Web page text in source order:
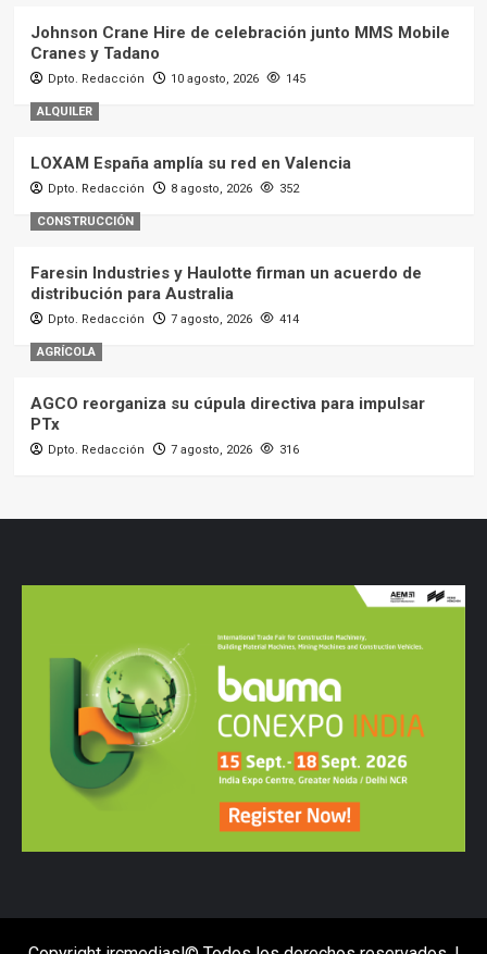
Johnson Crane Hire de celebración junto MMS Mobile
Cranes y Tadano
Dpto. Redacción 10 agosto, 2026 145
ALQUILER
LOXAM España amplía su red en Valencia
Dpto. Redacción 8 agosto, 2026 352
CONSTRUCCIÓN
Faresin Industries y Haulotte firman un acuerdo de
distribución para Australia
Dpto. Redacción 7 agosto, 2026 414
AGRÍCOLA
AGCO reorganiza su cúpula directiva para impulsar
PTx
Dpto. Redacción 7 agosto, 2026 316